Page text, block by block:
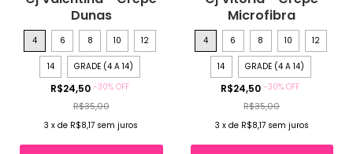
Dunas
4 6 8 10 12
14 GRADE (4 A 14)
R$24,50 -30% OFF
R$35,00
3 xde R$8,17 sem juros
Microfibra
4 6 8 10 12
14 GRADE (4 A 14)
R$24,50-30%OFF
R$35,00
3 x de R$8,17 sem juros